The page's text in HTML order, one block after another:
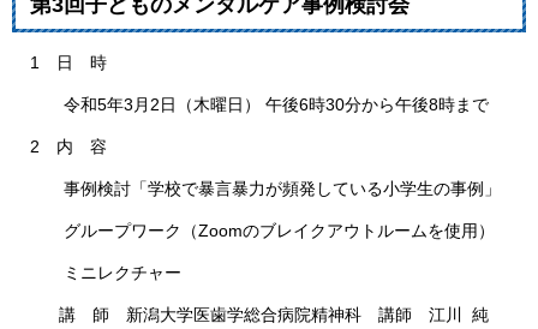
第3回子どものメンタルケア事例検討会
1 日 時
令和5年3月2日（木曜日） 午後6時30分から午後8時まで
2 内 容
事例検討「学校で暴言暴力が頻発している小学生の事例」
グループワーク（Zoomのブレイクアウトルームを使用）
ミニレクチャー
講 師 新潟大学医歯学総合病院精神科 講師 江川 純